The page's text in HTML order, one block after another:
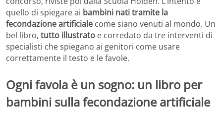
quello di spiegare ai bambini nati tramite la
fecondazione artificiale come siano venuti al mondo. Un
bel libro, tutto illustrato e corredato da tre interventi di
specialisti che spiegano ai genitori come usare
correttamente il testo e le favole.
Ogni favola è un sogno: un libro per
bambini sulla fecondazione artificiale